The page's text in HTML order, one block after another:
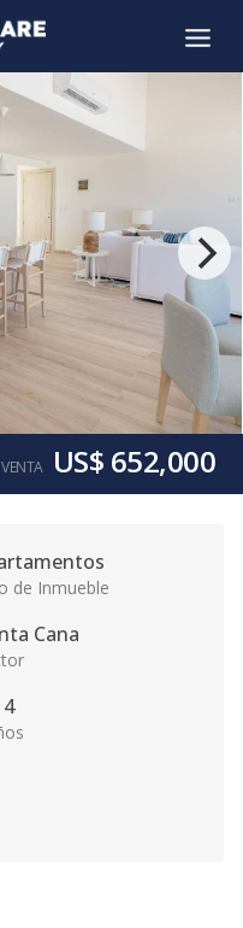
VENTA US$ 652,000
de Inmueble
Cana
4